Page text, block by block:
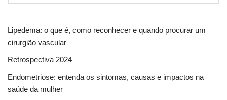
Lipedema: o que é, como reconhecer e quando procurar um
cirurgião vascular
Retrospectiva 2024
Endometriose: entenda os sintomas, causas e impactos na
saúde da mulher